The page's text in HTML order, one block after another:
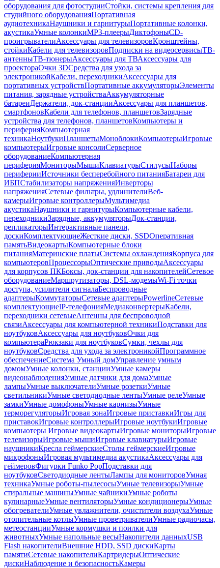
оборудования для фотостудииСтойки, системы крепления для
студийного оборудованияПортативная
аудиотехникаНаушники и гарнитурыПортативные колонки,
акустикаУмные колонкиMP3-плеерыДиктофоныCD-
проигрывателиАксессуары для телевизоровКронштейны,
стойкиКабели для телевизоровПодписки на видеосервисыТВ-
антенныТВ-тюнерыАксессуары для ТВАксессуары для
проектораОчки 3DСредства для ухода за
электроникойКабели, переходникиАксессуары для
портативных устройствПортативные аккумуляторыЭлементы
питания, зарядные устройстваАккумуляторные
батареиДержатели, док-станцииАксессуары для планшетов,
смартфоновКабели для телефонов, планшетовЗарядные
устройства для телефонов, планшетовКомпьютеры и
периферияКомпьютерная
техникаНоутбукиПланшетыМоноблокиКомпьютерыИгровые
компьютерыИгровые консолиСерверное
оборудованиеКомпьютерная
периферияМониторыМышиКлавиатурыСтилусыНаборы
периферииИсточники бесперебойного питанияБатареи для
ИБПСтабилизаторы напряженияИнверторы
напряженияСетевые фильтры, удлинителиВеб-
камерыИгровые контроллерыМультимедиа
акустикаНаушники и гарнитурыКомпьютерные кабели,
переходникиЗарядные, аккумуляторыДок-станции,
репликаторыИнтерактивные панели,
доскиКомплектующиеЖесткие диски, SSDОперативная
памятьВидеокартыКомпьютерные блоки
питанияМатеринские платыСистемы охлажденияКорпуса для
компьютеровПроцессорыОптические приводыАксессуары
для корпусов ПКБоксы, док-станции для накопителейСетевое
оборудованиеМаршрутизаторы, DSL-модемыWi-Fi точки
доступа, усилители сигналаБеспроводные
адаптерыКоммутаторыСетевые адаптерыPowerlineСетевые
комплектующиеIP-телефонияМедиаконвертерыКабели,
переходники сетевыеАнтенны для беспроводной
связиАксессуары для компьютерной техникиПодставки для
ноутбуковАксессуары для ноутбуковОчки для
компьютераРюкзаки для ноутбуковСумки, чехлы для
ноутбуковСредства для ухода за электроникойПрограммное
обеспечениеСистема Умный домУправление умным
домомУмные колонки, станцииУмные камеры
видеонаблюденияУмные датчики для домаУмные
лампыУмные выключателиУмные розеткиУмные
светильникиУмные светодиодные лентыУмные релеУмные
замкиУмные домофоныУмные карнизыУмные
терморегуляторыИгровая зонаИгровые приставкиИгры для
приставокИгровые контроллерыИгровые ноутбукиИгровые
компьютеры Игровые видеокартыИгровые мониторыИгровые
телевизорыИгровые мышиИгровые клавиатурыИгровые
наушникиКресла геймерскиеСтолы геймерскиеИгровые
микрофоныИгровая мультимедиа акустикаАксессуары для
геймеровФигурки Funko PopПодставки для
ноутбуковСветодиодные лентыЛампы для мониторовУмная
техникаУмные роботы-пылесосыУмные телевизорыУмные
стиральные машиныУмные чайникиУмные роботы
кулинарныеУмные вентиляторыУмные кондиционерыУмные
обогревателиУмные увлажнители, очистители воздухаУмные
отопительные котлыУмные проветривателиУмные радиочасы,
метеостанцииУмные кормушки и поилки для
животныхУмные напольные весыНакопители данныхUSB
Flash накопителиВнешние HDD, SSD дискиКарты
памятиСетевые накопителиКартридерыОптические
дискиНаблюдение и безопасностьКамеры